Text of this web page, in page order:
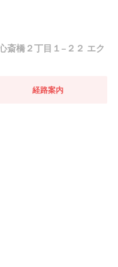
斎橋２丁目１−２２ エク
経路案内